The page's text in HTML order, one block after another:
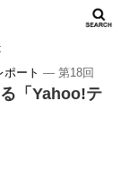
ート ― 第18回
「Yahoo!テ